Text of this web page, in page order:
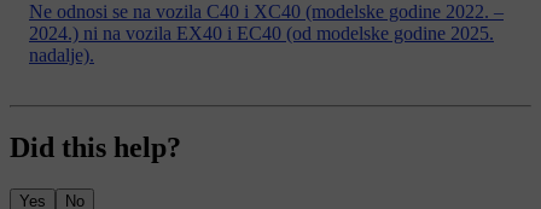
Ne odnosi se na vozila C40 i XC40 (modelske godine 2022. –
2024.) ni na vozila EX40 i EC40 (od modelske godine 2025.
nadalje).
Did this help?
Yes No